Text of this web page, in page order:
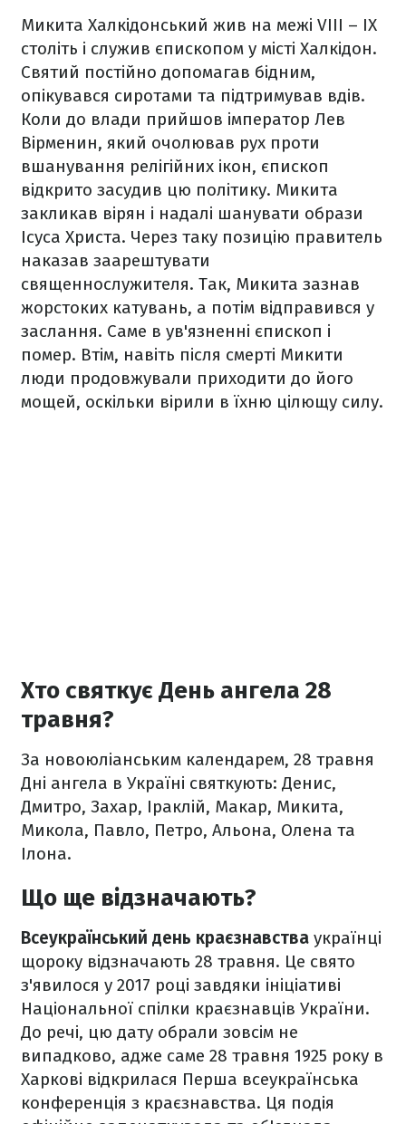
Микита Халкідонський жив на межі VIII – IX
століть і служив єпископом у місті Халкідон.
Святий постійно допомагав бідним,
опікувався сиротами та підтримував вдів.
Коли до влади прийшов імператор Лев
Вірменин, який очолював рух проти
вшанування релігійних ікон, єпископ
відкрито засудив цю політику. Микита
закликав вірян і надалі шанувати образи
Ісуса Христа. Через таку позицію правитель
наказав заарештувати
священнослужителя. Так, Микита зазнав
жорстоких катувань, а потім відправився у
заслання. Саме в ув'язненні єпископ і
помер. Втім, навіть після смерті Микити
люди продовжували приходити до його
мощей, оскільки вірили в їхню цілющу силу.
Хто святкує День ангела 28
травня?
За новоюліанським календарем, 28 травня
Дні ангела в Україні святкують: Денис,
Дмитро, Захар, Іраклій, Макар, Микита,
Микола, Павло, Петро, Альона, Олена та
Ілона.
Що ще відзначають?
Всеукраїнський день краєзнавства українці
щороку відзначають 28 травня. Це свято
з'явилося у 2017 році завдяки ініціативі
Національної спілки краєзнавців України.
До речі, цю дату обрали зовсім не
випадково, адже саме 28 травня 1925 року в
Харкові відкрилася Перша всеукраїнська
конференція з краєзнавства. Ця подія